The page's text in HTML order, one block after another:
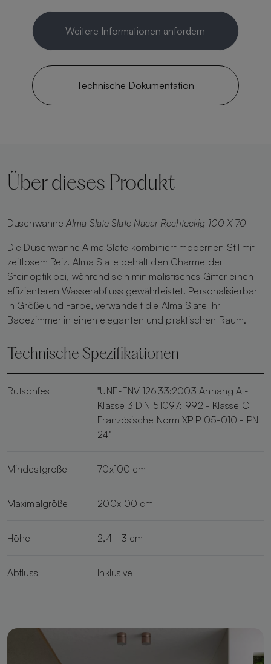
Weitere Informationen anfordern
Technische Dokumentation
Über dieses Produkt
DuschwanneAlma Slate Slate Nacar Rechteckig 100 X 70
Die Duschwanne Alma Slate kombiniert modernen Stil mit
zeitlosem Reiz. Alma Slate behält den Charme der
Steinoptik bei, während sein minimalistisches Gitter einen
effizienteren Wasserabfluss gewährleistet. Personalisierbar
in Größe und Farbe, verwandelt die Alma Slate Ihr
Badezimmer in einen eleganten und praktischen Raum.
Technische Spezifikationen
Rutschfest
"UNE-ENV 12633:2003 Anhang A -
Klasse 3 DIN 51097:1992 - Klasse C
Französische Norm XP P 05-010 - PN
24"
Mindestgröße 70x100 cm
Maximalgröße 200x100 cm
Höhe 2,4 - 3 cm
Abfluss Inklusive